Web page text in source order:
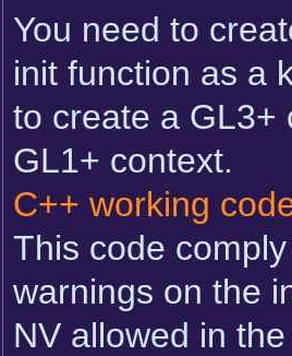
You need to
init function as a
to create a GL3+
GL1+ context.
C++ working
This code
warnings on the
NV allowed in